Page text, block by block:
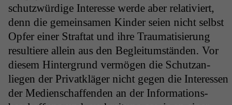
schutzwürdi­ge Inter­esse werde aber rel­a­tiviert,
denn die gemein­samen Kinder seien nicht selb­st
Opfer ein­er Straftat und ihre Trau­ma­tisierung
resul­tiere allein aus den Beglei­tum­stän­den. Vor
diesem Hin­ter­grund ver­mö­gen die Schutzan­
liegen der Pri­vatk­läger nicht gegen die Inter­essen
der Medi­en­schaf­fend­en an der Infor­ma­tions­